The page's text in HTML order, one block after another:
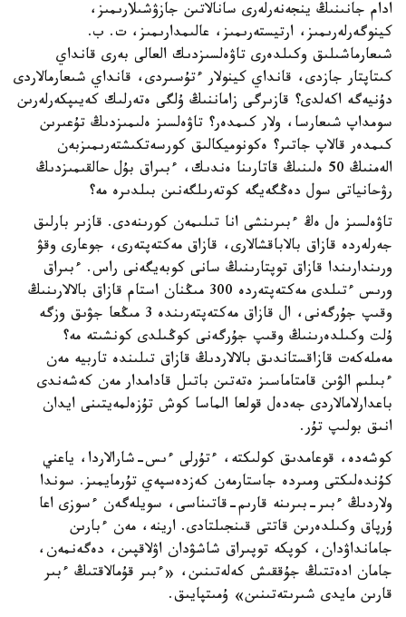
ادام جانىنىڭ ينجەنەرلەرى سانالاتىن جازۋشىلارىمىز،
كينوگەرلەرىمىز، ارتيستەرىمىز، عالىمدارىمىز، ت. ب.
شىعارماشىلىق وكىلدەرى تاۋەلسىزدىك العالى بەرى قانداي
كىتاپتار جازدى، قانداي كينولار ءتۇسىردى، قانداي شىعارمالاردى
دۇنيەگە اكەلدى؟ قازىرگى زاماننىڭ ۇلگى ەتەرلىك كەيىپكەرلەرىن
سومداپ شىعارسا، ولار كىمدەر؟ تاۋەلسىز ەلىمىزدىڭ تۇعىرىن
كىمدەر قالاپ جاتىر؟ ەكونوميكالىق كورسەتكىشتەرىمىزبەن
الەمنىڭ 50 ەلىنىڭ قاتارىنا ەندىك، ءبىراق بۇل حالقىمىزدىڭ
رۋحانياتى سول دەڭگەيگە كوتەرىلگەنىن بىلدىرە مە؟
تاۋەلسىز ەل ەڭ ءبىرىنشى انا تىلىمەن كورىنەدى. قازىر بارلىق
جەرلەردە قازاق بالاباقشالارى، قازاق مەكتەپتەرى، جوعارى وقۋ
ورىندارىندا قازاق توپتارىنىڭ سانى كوبەيگەنى راس. ءبىراق
ورىس ءتىلدى مەكتەپتەردە 300 مىڭنان استام قازاق بالالارىنىڭ
وقىپ جۇرگەنى، ال قازاق مەكتەپتەرىندە 3 مىڭعا جۋىق وزگە
ۇلت وكىلدەرىنىڭ وقىپ جۇرگەنى كوڭىلدى كونشىتە مە؟
مەملەكەت قازاقستاندىق بالالاردىڭ قازاق تىلىندە تاربيە مەن
ءبىلىم الۋىن قامتاماسىز ەتەتىن باتىل قادامدار مەن كەشەندى
باعدارلامالاردى جەدەل قولعا الماسا كوش تۇزەلمەيتىنى ايدان
انىق بولىپ تۇر.
كوشەدە، قوعامدىق كولىكتە، ءتۇرلى ءىس-شارالاردا، ياعني
كۇندەلىكتى ومىردە جاستارمەن كەزدەسپەي تۇرمايمىز. سوندا
ولاردىڭ ءبىر-بىرىنە قارىم-قاتىناسى، سويلەگەن ءسوزى اعا
ۇرپاق وكىلدەرىن قاتتى قىنجىلتادى. ارينە، مەن ءبارىن
جامانداۋدان، كوپكە توپىراق شاشۋدان اۋلاقپىن، دەگەنمەن،
جامان ادەتتىڭ جۇققىش كەلەتىنىن، «ءبىر قۇمالاقتىڭ ءبىر
قارىن مايدى شىرىتەتىنىن» ۇمىتپايىق.